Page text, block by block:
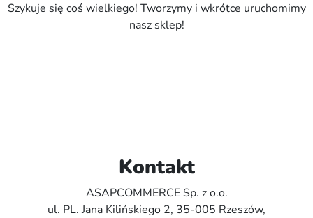
Szykuje się coś wielkiego! Tworzymy i wkrótce uruchomimy
nasz sklep!
Kontakt
ASAPCOMMERCE Sp. z o.o.
ul. PL. Jana Kilińskiego 2, 35-005 Rzeszów,